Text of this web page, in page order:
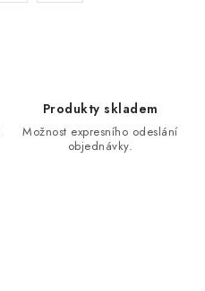
Produkty skladem
Možnost expresního odeslání
objednávky.